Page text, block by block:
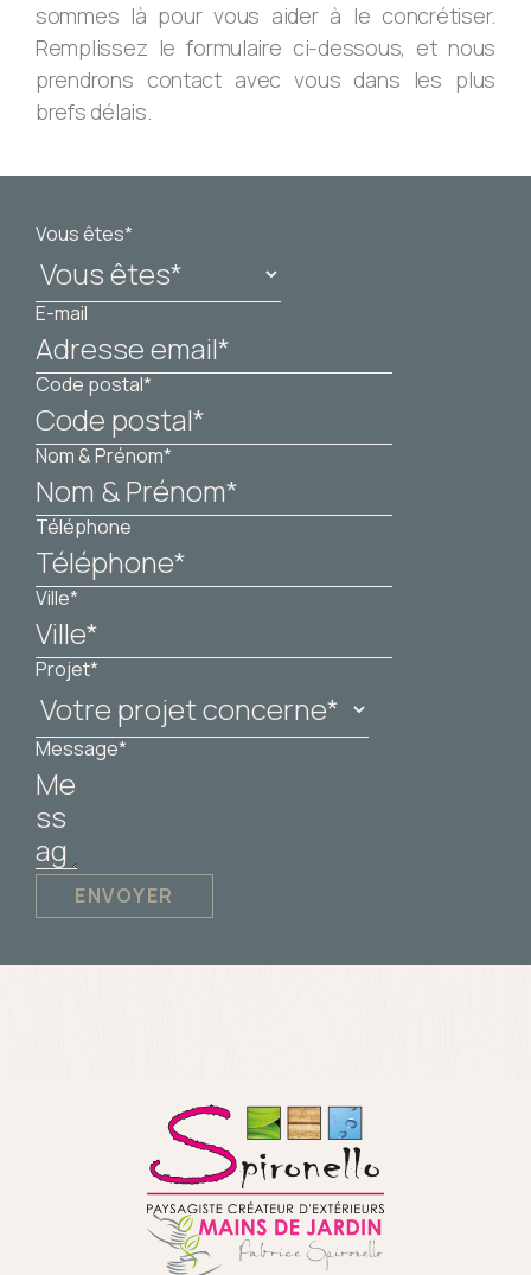
sommes là pour vous aider à le concrétiser.
Remplissez le formulaire ci-dessous, et nous
prendrons contact avec vous dans les plus
brefs délais.
Vous êtes*
E-mail
Code postal*
Nom & Prénom*
Téléphone
Ville*
Projet*
Message*
ENVOYER